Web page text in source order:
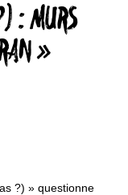
: MURS
»
?) » questionne